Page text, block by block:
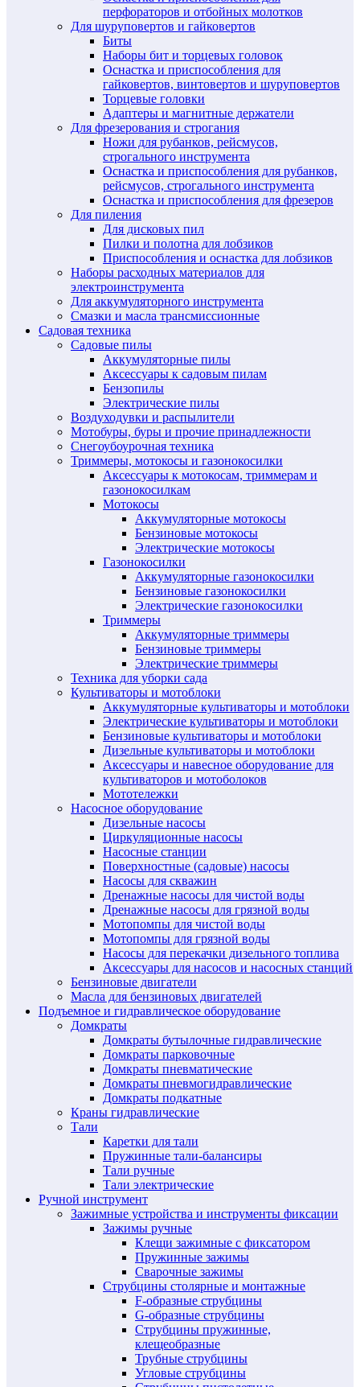
перфораторов и отбойных молотков
Для шуруповертов и гайковертов
Биты
Наборы бит и торцевых головок
Оснастка и приспособления для
гайковертов, винтовертов и шуруповертов
Торцевые головки
Адаптеры и магнитные держатели
Для фрезерования и строгания
Ножи для рубанков, рейсмусов,
строгального инструмента
Оснастка и приспособления для рубанков,
рейсмусов, строгального инструмента
Оснастка и приспособления для фрезеров
Для пиления
Для дисковых пил
Пилки и полотна для лобзиков
Приспособления и оснастка для лобзиков
Наборы расходных материалов для
электроинструмента
Для аккумуляторного инструмента
Смазки и масла трансмиссионные
Садовая техника
Садовые пилы
Аккумуляторные пилы
Аксессуары к садовым пилам
Бензопилы
Электрические пилы
Воздуходувки и распылители
Мотобуры, буры и прочие принадлежности
Снегоубоурочная техника
Триммеры, мотокосы и газонокосилки
Аксессуары к мотокосам, триммерам и
газонокосилкам
Мотокосы
Аккумуляторные мотокосы
Бензиновые мотокосы
Электрические мотокосы
Газонокосилки
Аккумуляторные газонокосилки
Бензиновые газонокосилки
Электрические газонокосилки
Триммеры
Аккумуляторные триммеры
Бензиновые триммеры
Электрические триммеры
Техника для уборки сада
Культиваторы и мотоблоки
Аккумуляторные культиваторы и мотоблоки
Электрические культиваторы и мотоблоки
Бензиновые культиваторы и мотоблоки
Дизельные культиваторы и мотоблоки
Аксессуары и навесное оборудование для
культиваторов и мотоболоков
Мототележки
Насосное оборудование
Дизельные насосы
Циркуляционные насосы
Насосные станции
Поверхностные (садовые) насосы
Насосы для скважин
Дренажные насосы для чистой воды
Дренажные насосы для грязной воды
Мотопомпы для чистой воды
Мотопомпы для грязной воды
Насосы для перекачки дизельного топлива
Аксессуары для насосов и насосных станций
Бензиновые двигатели
Масла для бензиновых двигателей
Подъемное и гидравлическое оборудование
Домкраты
Домкраты бутылочные гидравлические
Домкраты парковочные
Домкраты пневматические
Домкраты пневмогидравлические
Домкраты подкатные
Краны гидравлические
Тали
Каретки для тали
Пружинные тали-балансиры
Тали ручные
Тали электрические
Ручной инструмент
Зажимные устройства и инструменты фиксации
Зажимы ручные
Клещи зажимные с фиксатором
Пружинные зажимы
Сварочные зажимы
Струбцины столярные и монтажные
F-образные струбцины
G-образные струбцины
Струбцины пружинные,
клещеобразные
Трубные струбцины
Угловые струбцины